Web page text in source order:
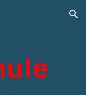
Skip to navigation